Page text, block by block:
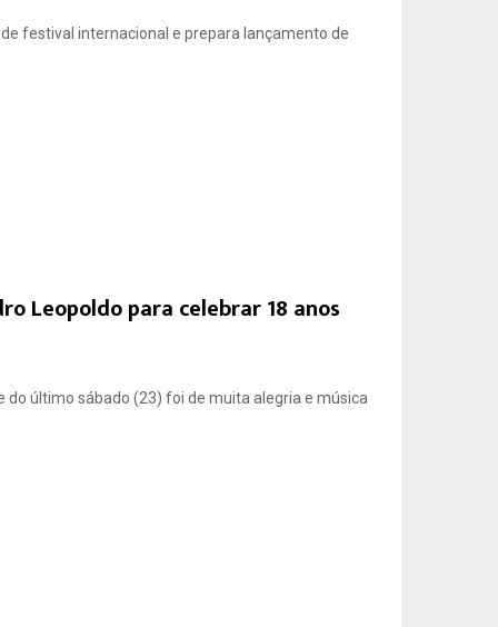
festival internacional e prepara lançamento de
Leopoldo para celebrar 18 anos
do último sábado (23) foi de muita alegria e música